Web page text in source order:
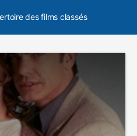
des films classés